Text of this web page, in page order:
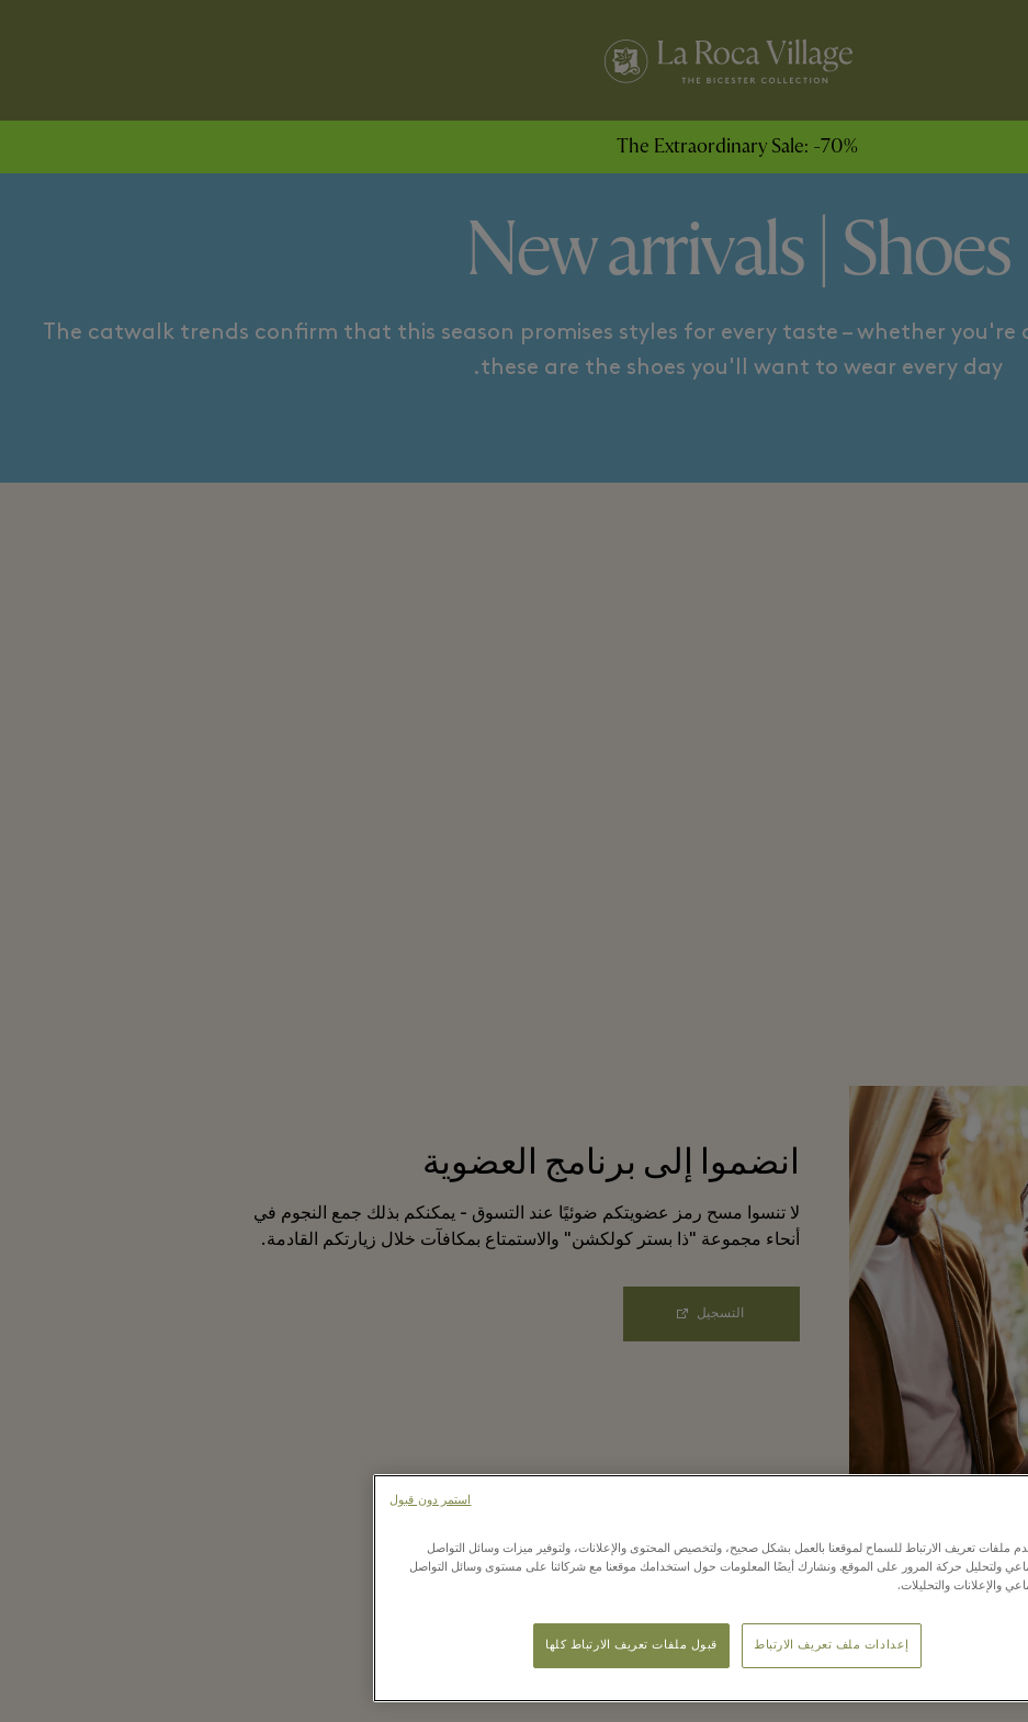
The Extraordinary Sale: -70%
New arrivals | Shoes
The catwalk trends confirm that this season promises styles for every taste – whether
these are the shoes you'll want to wear every day.
انضموا إلى برنامج العضوية
لا تنسوا مسح رمز عضويتكم ضوئيًا عند التسوق - يمكنكم بذلك جمع النجوم في
أنحاء مجموعة "ذا بستر كولكشن" والاستمتاع بمكافآت خلال زيارتكم القادمة.
التسجيل
Heels
ملفات تعريف الارتباط للسماح لموقعنا بالعمل بشكل صحيح، ولتخصيص المحتوى والإعلانات، ولتوفير ميزات وسائل التواصل
ولتحليل حركة المرور على الموقع. ونشارك أيضًا المعلومات حول استخدامك موقعنا مع شركائنا على مستوى وسائل التواصل
والإعلانات والتحليلات.
إعدادات ملف تعريف الارتباط قبول ملفات تعريف الارتباط كلها
استمر دون قبول